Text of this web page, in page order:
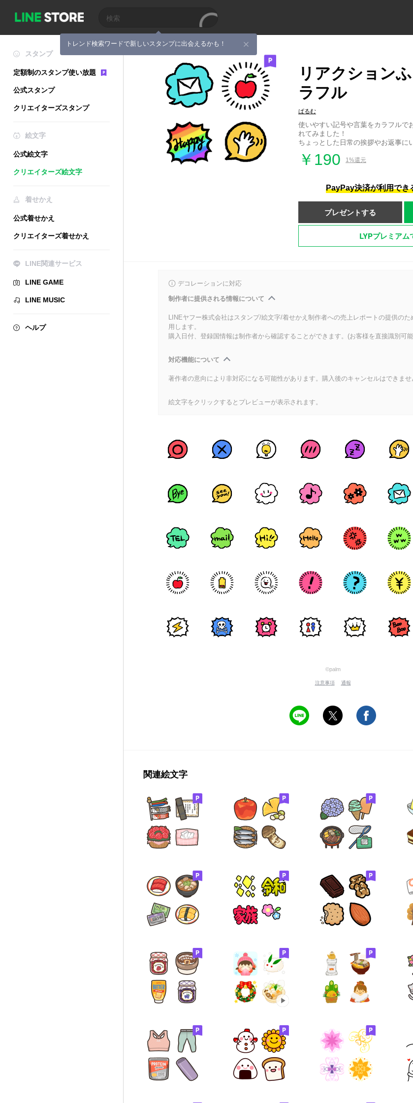
トレンド検索ワードで新しいスタンプに出会えるかも！
スタンプ
定額制のスタンプ使い放題
公式スタンプ
クリエイターズスタンプ
絵文字
公式絵文字
クリエイターズ絵文字
着せかえ
公式着せかえ
クリエイターズ着せかえ
LINE関連サービス
LINE GAME
LINE MUSIC
ヘルプ
リアクション
ラフル
ぱるむ
使いやすい記号や言葉をカラフルで
れてみました！
ちょっとした日常の挨拶やお返事に
￥190 1%還元
PayPay決済が利用でき
プレゼントする
LYPプレミアム
デコレーションに対応
制作者に提供される情報について
LINEヤフー株式会社はスタンプ/絵文字/着せかえ制作者への売上レポートの提供のた
用します。
購入日付、登録国情報は制作者から確認することができます。(お客様を直接識別可
対応機能について
著作者の意向により非対応になる可能性があります。購入後のキャンセルはできませ
絵文字をクリックするとプレビューが表示されます。
©palm
注意事項 通報
関連絵文字